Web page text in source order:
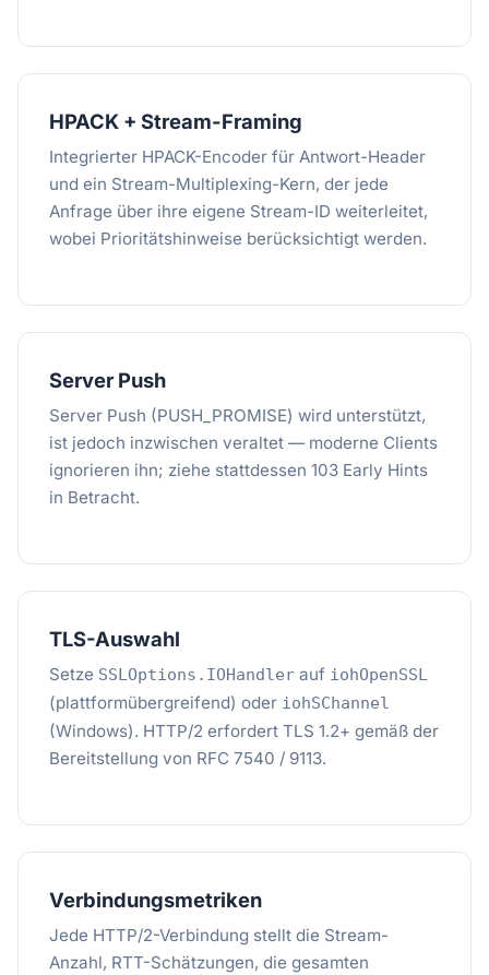
HPACK + Stream-Framing
Integrierter HPACK-Encoder für Antwort-Header
und ein Stream-Multiplexing-Kern, der jede
Anfrage über ihre eigene Stream-ID weiterleitet,
wobei Prioritätshinweise berücksichtigt werden.
Server Push
Server Push (PUSH_PROMISE) wird unterstützt,
ist jedoch inzwischen veraltet — moderne Clients
ignorieren ihn; ziehe stattdessen 103 Early Hints
in Betracht.
TLS-Auswahl
Setze SSLOptions.IOHandler auf iohOpenSSL
(plattformübergreifend) oder iohSChannel
(Windows). HTTP/2 erfordert TLS 1.2+ gemäß der
Bereitstellung von RFC 7540 / 9113.
Verbindungsmetriken
Jede HTTP/2-Verbindung stellt die Stream-
Anzahl, RTT-Schätzungen, die gesamten